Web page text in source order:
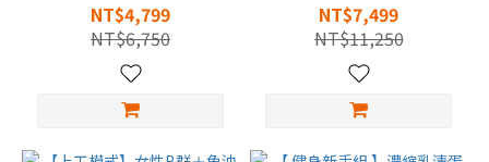
NT$4,799
NT$6,750
NT$7,499
NT$11,250